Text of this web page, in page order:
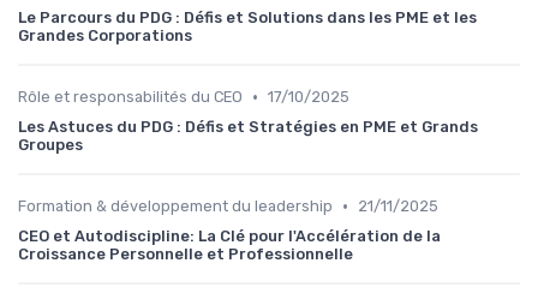
Le Parcours du PDG : Défis et Solutions dans les PME et les
Grandes Corporations
Rôle et responsabilités du CEO • 17/10/2025
Les Astuces du PDG : Défis et Stratégies en PME et Grands
Groupes
Formation & développement du leadership •
21/11/2025
CEO et Autodiscipline: La Clé pour l'Accélération de la
Croissance Personnelle et Professionnelle